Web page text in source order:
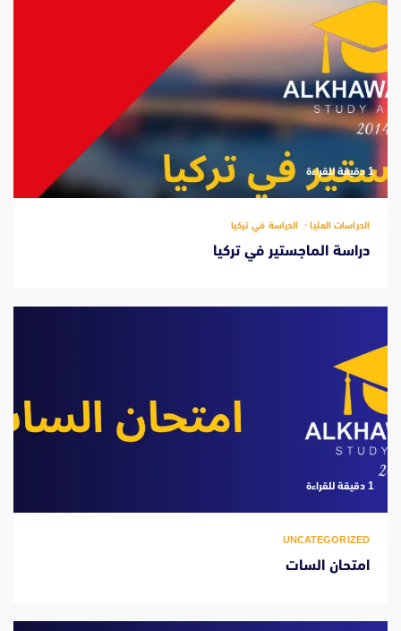
‫1 دقيقة للقراءة
الدراسات العليا الدراسة في تركيا
دراسة الماجستير في تركيا
‫1 دقيقة للقراءة
UNCATEGORIZED
امتحان السات